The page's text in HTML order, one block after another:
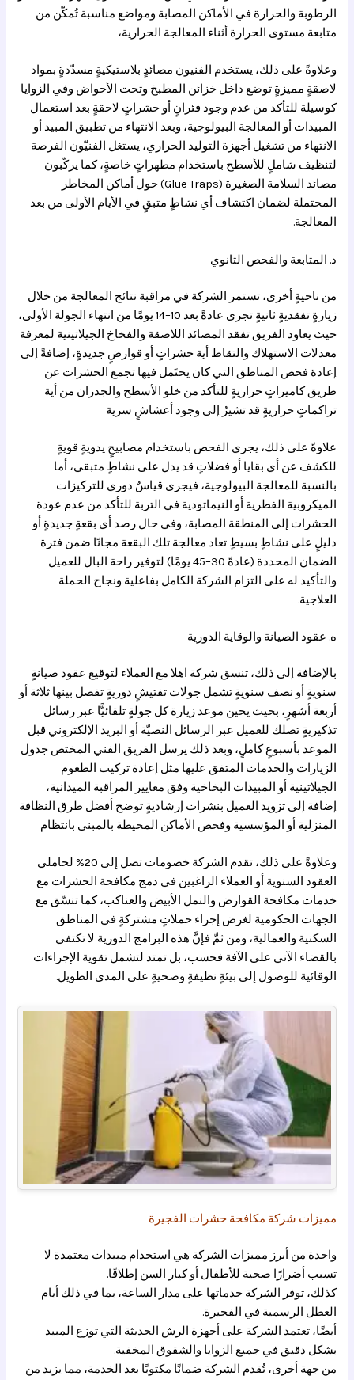
الرطوبة والحرارة في الأماكن المصابة ومواضع مناسبة تُمكّن من
متابعة مستوى الحرارة أثناء المعالجة الحرارية،
وعلاوةً على ذلك، يستخدم الفنيون مصائدٍ بلاستيكيةٍ مسدّدةٍ بمواد
لاصقةٍ مميزةٍ توضع داخل خزائن المطبخ وتحت الأحواض وفي الزوايا
كوسيلة للتأكد من عدم وجود فئرانٍ أو حشراتٍ لاحقةٍ بعد استعمال
المبيدات أو المعالجة البيولوجية، وبعد الانتهاء من تطبيق المبيد أو
الانتهاء من تشغيل أجهزة التوليد الحراري، يستغل الفنيّون الفرصة
لتنظيف شاملٍ للأسطح باستخدام مطهراتٍ خاصةٍ، كما يركّبون
مصائد السلامة الصغيرة (Glue Traps) حول أماكن المخاطر
المحتملة لضمان اكتشاف أي نشاطٍ متبقٍ في الأيام الأولى من بعد
المعالجة.
د. المتابعة والفحص الثانوي
من ناحيةٍ أخرى، تستمر الشركة في مراقبة نتائج المعالجة من خلال
زيارةٍ تفقديةٍ ثانيةٍ تجرى عادةً بعد 10–14 يومًا من انتهاء الجولة الأولى،
حيث يعاود الفريق تفقد المصائد اللاصقة والفخاخ الجيلاتينية لمعرفة
معدلات الاستهلاك والتقاط أية حشراتٍ أو قوارضٍ جديدةٍ، إضافةً إلى
إعادة فحص المناطق التي كان يحتَمل فيها تجمع الحشرات عن
طريق كاميراتٍ حراريةٍ للتأكد من خلو الأسطح والجدران من أية
تراكماتٍ حراريةٍ قد تشيرُ إلى وجود أعشاشٍ سرية
علاوةً على ذلك، يجري الفحص باستخدام مصابيحٍ يدويةٍ قويةٍ
للكشف عن أي بقايا أو فضلاتٍ قد يدل على نشاطٍ متبقي، أما
بالنسبة للمعالجة البيولوجية، فيجرى قياسٌ دوري للتركيزات
الميكروبية الفطرية أو النيماتودية في التربة للتأكد من عدم عودة
الحشرات إلى المنطقة المصابة، وفي حال رصد أي بقعةٍ جديدةٍ أو
دليلٍ على نشاطٍ بسيطٍ تعاد معالجة تلك البقعة مجانًا ضمن فترة
الضمان المحددة (عادةً 30–45 يومًا) لتوفير راحة البال للعميل
والتأكيد له على التزام الشركة الكامل بفاعلية ونجاح الحملة
العلاجية.
ه. عقود الصيانة والوقاية الدورية
بالإضافة إلى ذلك، تنسق شركة اهلا مع العملاء لتوقيع عقود صيانةٍ
سنويةٍ أو نصف سنويةٍ تشمل جولات تفتيشٍ دوريةٍ تفصل بينها ثلاثة أو
أربعة أشهرٍ، بحيث يحين موعد زيارة كل جولةٍ تلقائيًّا عبر رسائل
تذكيريةٍ تصلك للعميل عبر الرسائل النصيّة أو البريد الإلكتروني قبل
الموعد بأسبوعٍ كاملٍ، وبعد ذلك يرسل الفريق الفني المختص جدول
الزيارات والخدمات المتفق عليها مثل إعادة تركيب الطعوم
الجيلاتينية أو المبيدات البخاخية وفق معايير المراقبة الميدانية،
إضافة إلى تزويد العميل بنشرات إرشاديةٍ توضح أفضل طرق النظافة
المنزلية أو المؤسسية وفحص الأماكن المحيطة بالمبنى بانتظام
وعلاوةً على ذلك، تقدم الشركة خصومات تصل إلى 20% لحاملي
العقود السنوية أو العملاء الراغبين في دمج مكافحة الحشرات مع
خدمات مكافحة القوارض والنمل الأبيض والعناكب، كما تنسّق مع
الجهات الحكومية لغرض إجراء حملاتٍ مشتركةٍ في المناطق
السكنية والعمالية، ومن ثمَّ فإنَّ هذه البرامج الدورية لا تكتفي
بالقضاء الآني على الآفة فحسب، بل تمتد لتشمل تقوية الإجراءات
الوقائية للوصول إلى بيئةٍ نظيفةٍ وصحيةٍ على المدى الطويل.
مميزات شركة مكافحة حشرات الفجيرة
واحدة من أبرز مميزات الشركة هي استخدام مبيدات معتمدة لا
تسبب أضرارًا صحية للأطفال أو كبار السن إطلاقًا.
كذلك، توفر الشركة خدماتها على مدار الساعة، بما في ذلك أيام
العطل الرسمية في الفجيرة.
أيضًا، تعتمد الشركة على أجهزة الرش الحديثة التي توزع المبيد
بشكل دقيق في جميع الزوايا والشقوق المخفية.
من جهة أخرى، تُقدم الشركة ضمانًا مكتوبًا بعد الخدمة، مما يزيد من